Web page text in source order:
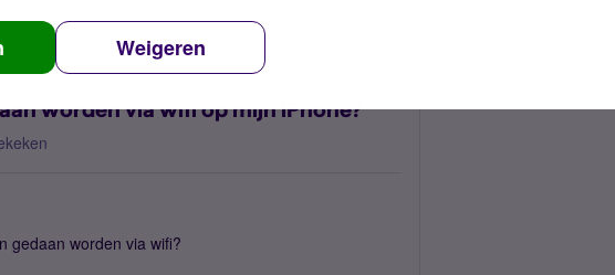
Weigeren
worden via wifi op mijn iPhone?
gedaan worden via wifi?